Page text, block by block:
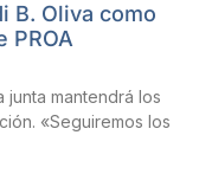
B. Oliva como
PROA
mantendrá los
«Seguiremos los